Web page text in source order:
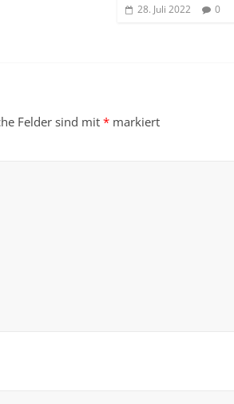
28. Juli 2022 0
Felder sind mit * markiert